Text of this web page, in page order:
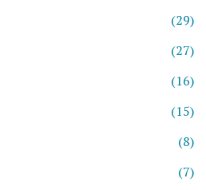
(29)
(27)
(16)
(15)
(8)
(7)